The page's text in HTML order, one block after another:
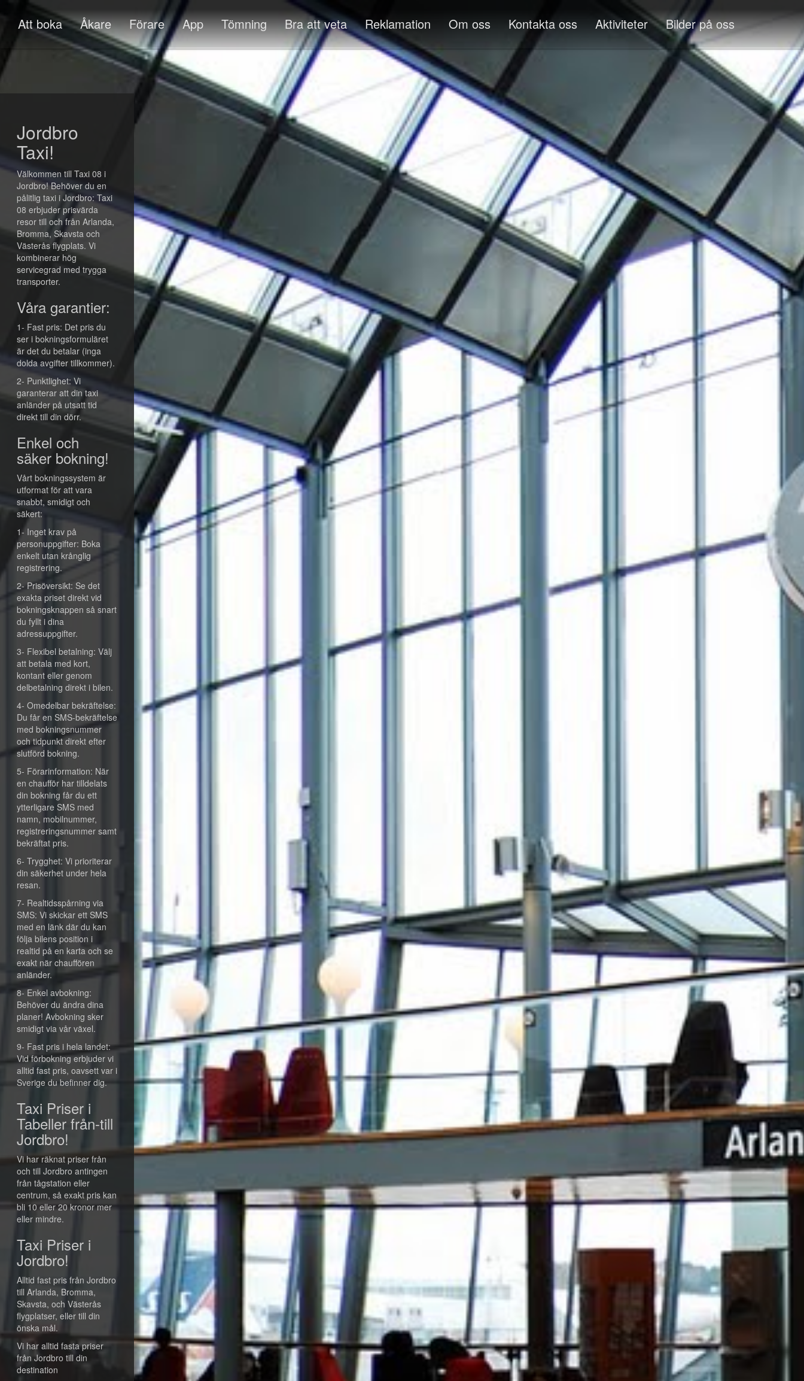
Att boka Åkare Förare App Tömning Bra att veta Reklamation Om oss Kontakta oss Aktiviteter Bilder på oss
Jordbro
Taxi!
Välkommen till Taxi 08 i
Jordbro! Behöver du en
pålitlig taxi i Jordbro: Taxi
08 erbjuder prisvärda
resor till och från Arlanda,
Bromma, Skavsta och
Västerås flygplats. Vi
kombinerar hög
servicegrad med trygga
transporter.
Våra garantier:
1- Fast pris: Det pris du
ser i bokningsformuläret
är det du betalar (inga
dolda avgifter tillkommer).
2- Punktlighet: Vi
garanterar att din taxi
anländer på utsatt tid
direkt till din dörr.
Enkel och
säker bokning!
Vårt bokningssystem är
utformat för att vara
snabbt, smidigt och
säkert:
1- Inget krav på
personuppgifter: Boka
enkelt utan krånglig
registrering.
2- Prisöversikt: Se det
exakta priset direkt vid
bokningsknappen så snart
du fyllt i dina
adressuppgifter.
3- Flexibel betalning: Välj
att betala med kort,
kontant eller genom
delbetalning direkt i bilen.
4- Omedelbar bekräftelse:
Du får en SMS-bekräftelse
med bokningsnummer
och tidpunkt direkt efter
slutförd bokning.
5- Förarinformation: När
en chaufför har tilldelats
din bokning får du ett
ytterligare SMS med
namn, mobilnummer,
registreringsnummer samt
bekräftat pris.
6- Trygghet: Vi prioriterar
din säkerhet under hela
resan.
7- Realtidsspårning via
SMS: Vi skickar ett SMS
med en länk där du kan
följa bilens position i
realtid på en karta och se
exakt när chauffören
anländer.
8- Enkel avbokning:
Behöver du ändra dina
planer! Avbokning sker
smidigt via vår växel.
9- Fast pris i hela landet:
Vid förbokning erbjuder vi
alltid fast pris, oavsett var i
Sverige du befinner dig.
Taxi Priser i
Tabeller från-till
Jordbro!
Vi har räknat priser från
och till Jordbro antingen
från tågstation eller
centrum, så exakt pris kan
bli 10 eller 20 kronor mer
eller mindre.
Taxi Priser i
Jordbro!
Alltid fast pris från Jordbro
till Arlanda, Bromma,
Skavsta, och Västerås
flygplatser, eller till din
önska mål.
Vi har alltid fasta priser
från Jordbro till din
destination